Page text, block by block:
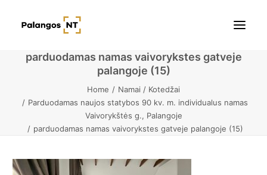
Butai
Namai / Kotedžai
Žemės sklypai
parduodamas namas vaivorykstes gatveje
palangoje (15)
Home
Namai / Kotedžai
Parduodamas naujos statybos 90 kv. m. individualus namas
Vaivorykštės g., Palangoje
parduodamas namas vaivorykstes gatveje palangoje (15)